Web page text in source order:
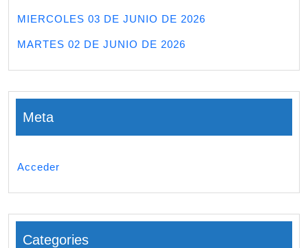
MIERCOLES 03 DE JUNIO DE 2026
MARTES 02 DE JUNIO DE 2026
Meta
Acceder
Categories